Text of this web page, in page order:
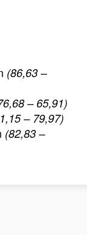
(86,63 –
– 65,91)
– 79,97)
(82,83 –